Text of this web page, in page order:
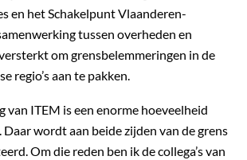
en het Schakelpunt Vlaanderen-
tussen overheden en
om grensbelemmeringen in de
regio’s aan te pakken.
van ITEM is een enorme hoeveelheid
wordt aan beide zijden van de grens
Om die reden ben ik de collega’s van